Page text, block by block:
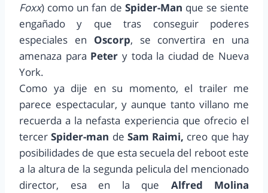
Foxx) como un fan de Spider-Man que se siente
engañado y que tras conseguir poderes
especiales en Oscorp, se convertira en una
amenaza para Peter y toda la ciudad de Nueva
York.
Como ya dije en su momento, el trailer me
parece espectacular, y aunque tanto villano me
recuerda a la nefasta experiencia que ofrecio el
tercerSpider-man de Sam Raimi, creo que hay
posibilidades de que esta secuela del reboot este
a la altura de la segunda pelicula del mencionado
director, esa en la que Alfred Molina